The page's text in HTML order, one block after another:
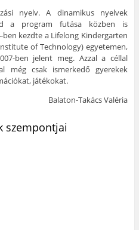
nyelv. A dinamikus nyelvek
a program futása közben is
kezdte a Lifelong Kindergarten
of Technology) egyetemen,
ben jelent meg. Azzal a céllal
még csak ismerkedő gyerekek
játékokat.
Balaton-Takács Valéria
szempontjai